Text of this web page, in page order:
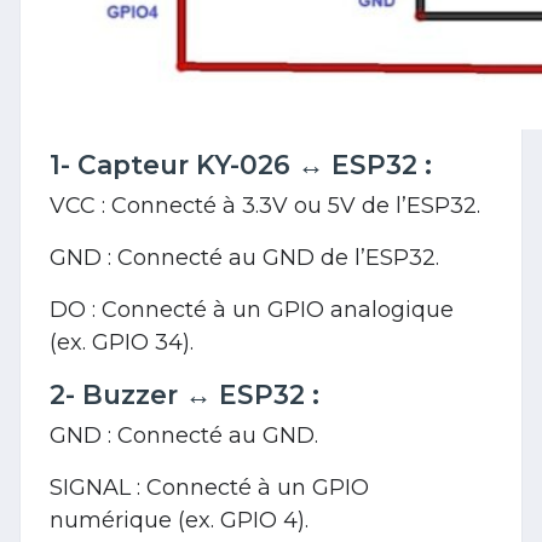
1- Capteur KY-026 ↔ ESP32 :
VCC : Connecté à 3.3V ou 5V de l’ESP32.
GND : Connecté au GND de l’ESP32.
DO : Connecté à un GPIO analogique
(ex. GPIO 34).
2- Buzzer ↔ ESP32 :
GND : Connecté au GND.
SIGNAL : Connecté à un GPIO
numérique (ex. GPIO 4).